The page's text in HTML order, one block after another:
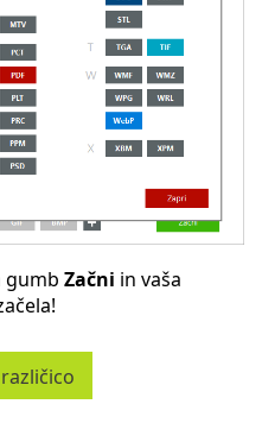
gumb Začni in vaša